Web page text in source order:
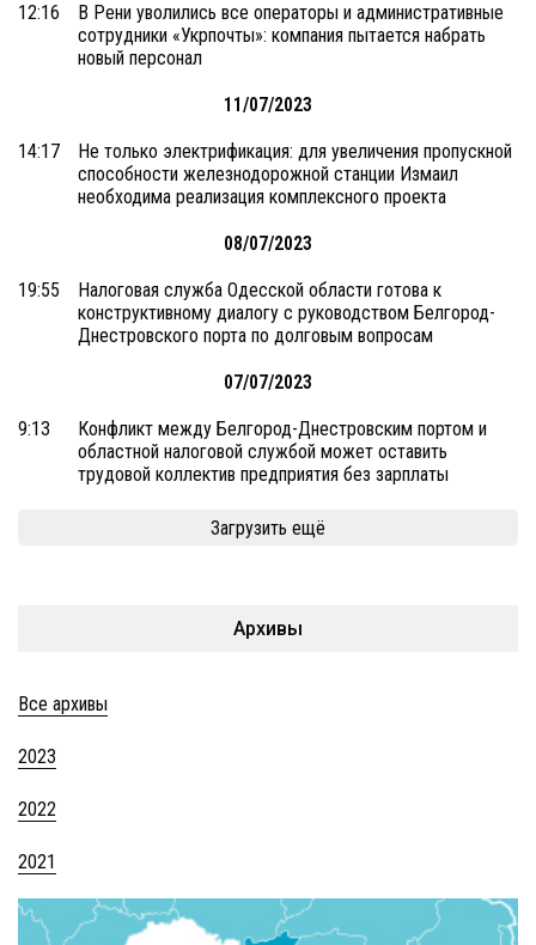
12:16
В Рени уволились все операторы и административные
сотрудники «Укрпочты»: компания пытается набрать
новый персонал
11/07/2023
14:17
Не только электрификация: для увеличения пропускной
способности железнодорожной станции Измаил
необходима реализация комплексного проекта
08/07/2023
19:55
Налоговая служба Одесской области готова к
конструктивному диалогу с руководством Белгород-
Днестровского порта по долговым вопросам
07/07/2023
9:13
Конфликт между Белгород-Днестровским портом и
областной налоговой службой может оставить
трудовой коллектив предприятия без зарплаты
Загрузить ещё
Архивы
Все архивы
2023
2022
2021